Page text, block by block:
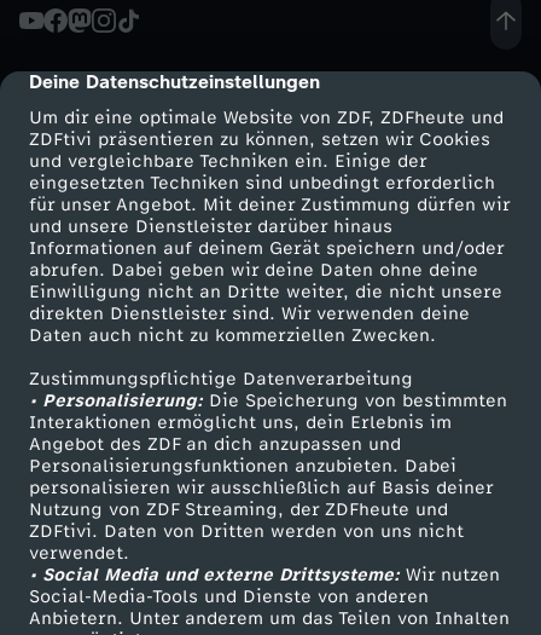
cmp-dialog-description
Deine Datenschutzeinstellungen
Um dir eine optimale Website von ZDF, ZDFheute und
ZDFtivi präsentieren zu können, setzen wir Cookies
und vergleichbare Techniken ein. Einige der
eingesetzten Techniken sind unbedingt erforderlich
für unser Angebot. Mit deiner Zustimmung dürfen wir
und unsere Dienstleister darüber hinaus
Informationen auf deinem Gerät speichern und/oder
abrufen. Dabei geben wir deine Daten ohne deine
Einwilligung nicht an Dritte weiter, die nicht unsere
direkten Dienstleister sind. Wir verwenden deine
Daten auch nicht zu kommerziellen Zwecken.
Zustimmungspflichtige Datenverarbeitung
• Personalisierung:Die Speicherung von bestimmten
Interaktionen ermöglicht uns, dein Erlebnis im
Angebot des ZDF an dich anzupassen und
Personalisierungsfunktionen anzubieten. Dabei
personalisieren wir ausschließlich auf Basis deiner
Nutzung von ZDF Streaming, der ZDFheute und
ZDFtivi. Daten von Dritten werden von uns nicht
verwendet.
• Social Media und externe Drittsysteme:Wir nutzen
Social-Media-Tools und Dienste von anderen
Anbietern. Unter anderem um das Teilen von Inhalten
e
n
H
a
r
r
y
P
o
d
c
Mehr ZDF
ZDF-Apps
Smart TV
ZDFtext
Livestreams
Sendungen A-Z
TV-Programm
Service
ZDFmitreden
Kontakt zum ZDF
Tickets
Zuschauerservice
Hilfe
ZDF Unternehmen
Karriere